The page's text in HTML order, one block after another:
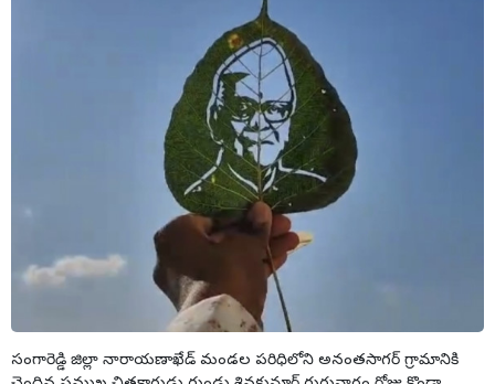
సంగారెడ్డి జిల్లా నారాయణాఖేడ్ మండల పరిధిలోని అనంతసాగర్ గ్రామానికి